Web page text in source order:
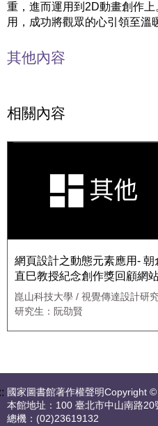
重，進而運用到2D動畫創作
用，成功將觀眾的心引領至溫
其他內容
相關內容
網頁設計之動態元素應用- 朝
直巳教授紀念創作獎回顧網
作
崑山科技大學 / 視覺傳達設計研
研究生：阮劭賢
國家圖書館著作權聲明Copyright
本館地址：100 臺北市中山南路20
總機：(02)23619132